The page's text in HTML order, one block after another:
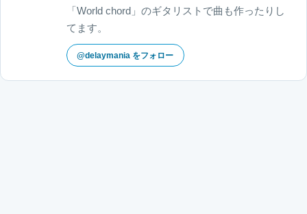
「World chord」のギタリストで曲も作ったりし
てます。
@delaymania をフォロー